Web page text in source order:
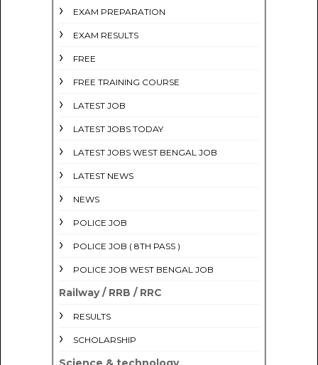
EXAM PREPARATION
EXAM RESULTS
FREE
FREE TRAINING COURSE
LATEST JOB
LATEST JOBS TODAY
LATEST JOBS WEST BENGAL JOB
LATEST NEWS
NEWS
POLICE JOB
POLICE JOB ( 8TH PASS )
POLICE JOB WEST BENGAL JOB
Railway / RRB / RRC
RESULTS
SCHOLARSHIP